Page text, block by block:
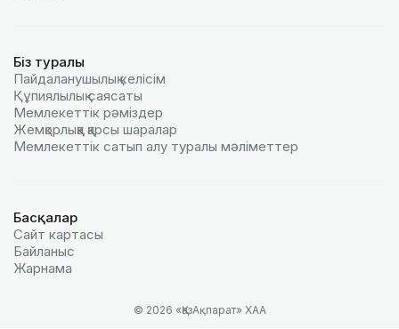
Біз туралы
Пайдаланушылық келiciм
Құпиялылық саясаты
Мемлекеттік рәміздер
Жемқорлыққа қарсы шаралар
Мемлекеттік сатып алу туралы мәлiметтер
Басқалар
Сайт картасы
Байланыс
Жарнама
© 2026 «ҚазАқпарат» ХАА